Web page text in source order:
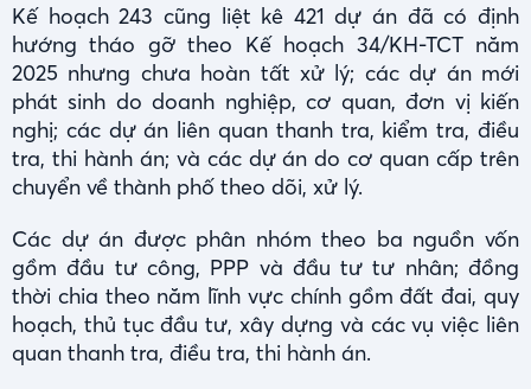
Kế hoạch 243 cũng liệt kê 421 dự án đã có định
hướng tháo gỡ theo Kế hoạch 34/KH-TCT năm
2025 nhưng chưa hoàn tất xử lý; các dự án mới
phát sinh do doanh nghiệp, cơ quan, đơn vị kiến
nghị; các dự án liên quan thanh tra, kiểm tra, điều
tra, thi hành án; và các dự án do cơ quan cấp trên
chuyển về thành phố theo dõi, xử lý.
Các dự án được phân nhóm theo ba nguồn vốn
gồm đầu tư công, PPP và đầu tư tư nhân; đồng
thời chia theo năm lĩnh vực chính gồm đất đai, quy
hoạch, thủ tục đầu tư, xây dựng và các vụ việc liên
quan thanh tra, điều tra, thi hành án.